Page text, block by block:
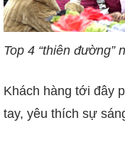
Top 4 “thiên đường”
Khách hàng tới đây
tay, yêu thích sự